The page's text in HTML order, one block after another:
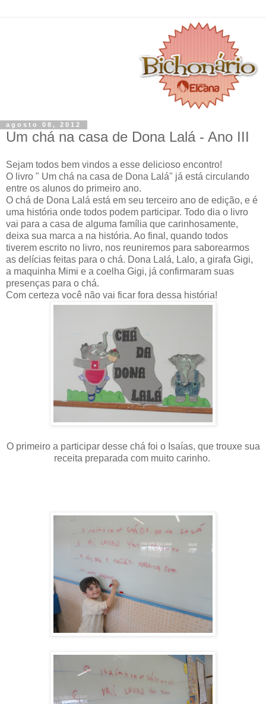
agosto 08, 2012
Um chá na casa de Dona Lalá - Ano III
Sejam todos bem vindos a esse delicioso encontro!
O livro " Um chá na casa de Dona Lalá" já está circulando
entre os alunos do primeiro ano.
O chá de Dona Lalá está em seu terceiro ano de edição, e é
uma história onde todos podem participar. Todo dia o livro
vai para a casa de alguma família que carinhosamente,
deixa sua marca a na história. Ao final, quando todos
tiverem escrito no livro, nos reuniremos para saborearmos
as delícias feitas para o chá. Dona Lalá, Lalo, a girafa Gigi,
a maquinha Mimi e a coelha Gigi, já confirmaram suas
presenças para o chá.
Com certeza você não vai ficar fora dessa história!
O primeiro a participar desse chá foi o Isaías, que trouxe sua
receita preparada com muito carinho.